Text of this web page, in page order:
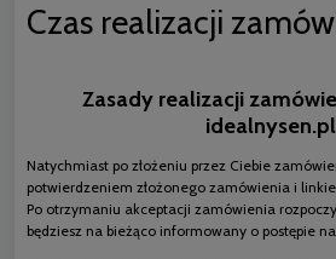
Czas realizacji
Zasady realizacji
idealnysen.pl
Natychmiast po złożeniu przez Ciebie
potwierdzeniem złożonego zamówienia i
Po otrzymaniu akceptacji zamówienia
będziesz na bieżąco informowany o postępie